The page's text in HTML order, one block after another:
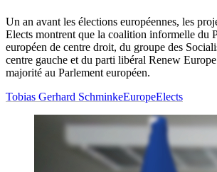
Un an avant les élections européennes, les
Elects montrent que la coalition informelle du
européen de centre droit, du groupe des
centre gauche et du parti libéral Renew
majorité au Parlement européen.
Tobias Gerhard SchminkeEuropeElects